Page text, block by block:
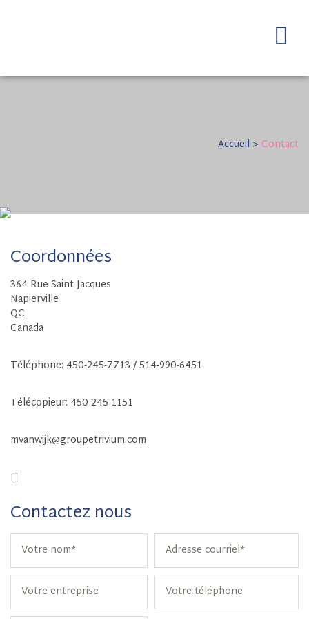
Accueil > Contact
Coordonnées
364 Rue Saint-Jacques
Napierville
QC
Canada
Téléphone: 450-245-7713 / 514-990-6451
Télécopieur: 450-245-1151
mvanwijk@groupetrivium.com
Contactez nous